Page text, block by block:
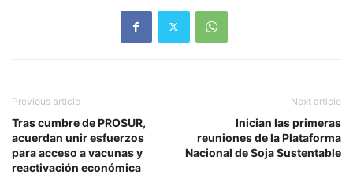
Previous article
Tras cumbre de PROSUR,
acuerdan unir esfuerzos
para acceso a vacunas y
reactivación económica
Next article
Inician las primeras
reuniones de la Plataforma
Nacional de Soja Sustentable